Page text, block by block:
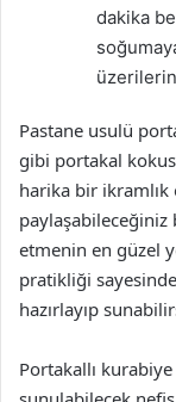
dakika
Pastane usulü
gibi portakal
harika bir
paylaşabileceğiniz
etmenin en güzel
pratikliği
hazırlayıp
Portakallı